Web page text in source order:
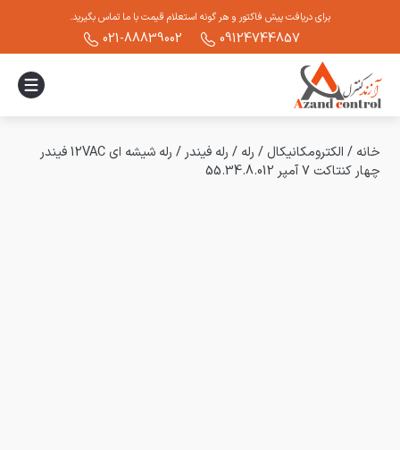
برای دریافت پیش فاکتور و هر گونه استعلام قیمت با ما تماس بگیرید.
09124744857
021-88839002
خانه / الکترومکانیکال / رله / رله فیندر /
رله شیشه ای 12VAC فیندر
چهار کنتاکت 7 آمپر 55.34.8.012